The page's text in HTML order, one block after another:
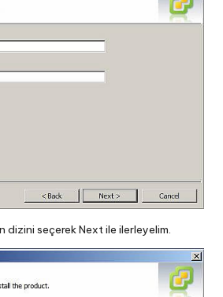
dizini seçerek Next ile ilerleyelim.